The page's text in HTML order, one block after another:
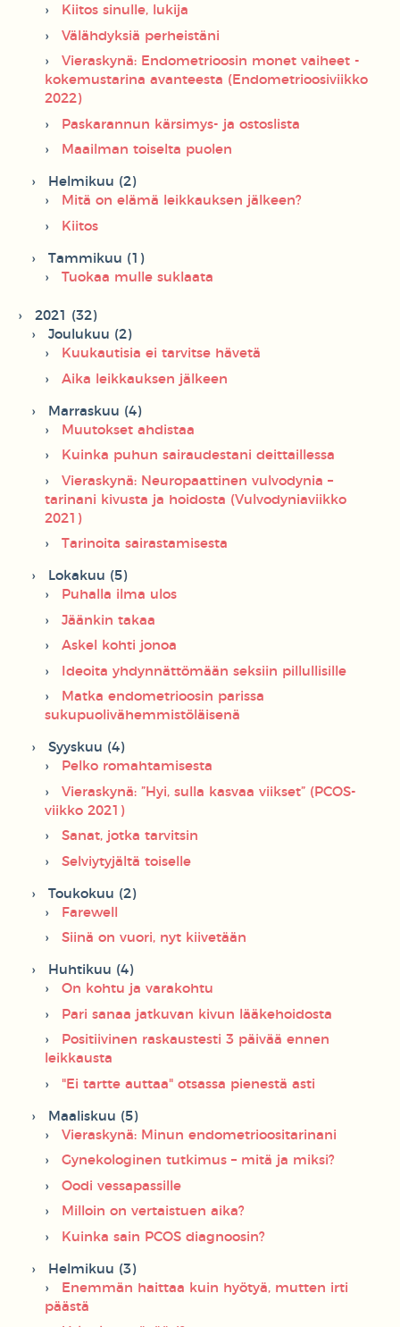
Kiitos sinulle, lukija
Välähdyksiä perheistäni
Vieraskynä: Endometrioosin monet vaiheet -
kokemustarina avanteesta (Endometrioosiviikko
2022)
Paskarannun kärsimys- ja ostoslista
Maailman toiselta puolen
Helmikuu (2)
Mitä on elämä leikkauksen jälkeen?
Kiitos
Tammikuu (1)
Tuokaa mulle suklaata
2021 (32)
Joulukuu (2)
Kuukautisia ei tarvitse hävetä
Aika leikkauksen jälkeen
Marraskuu (4)
Muutokset ahdistaa
Kuinka puhun sairaudestani deittaillessa
Vieraskynä: Neuropaattinen vulvodynia –
tarinani kivusta ja hoidosta (Vulvodyniaviikko
2021)
Tarinoita sairastamisesta
Lokakuu (5)
Puhalla ilma ulos
Jäänkin takaa
Askel kohti jonoa
Ideoita yhdynnättömään seksiin pillullisille
Matka endometrioosin parissa
sukupuolivähemmistöläisenä
Syyskuu (4)
Pelko romahtamisesta
Vieraskynä: ”Hyi, sulla kasvaa viikset” (PCOS-
viikko 2021)
Sanat, jotka tarvitsin
Selviytyjältä toiselle
Toukokuu (2)
Farewell
Siinä on vuori, nyt kiivetään
Huhtikuu (4)
On kohtu ja varakohtu
Pari sanaa jatkuvan kivun lääkehoidosta
Positiivinen raskaustesti 3 päivää ennen
leikkausta
"Ei tartte auttaa" otsassa pienestä asti
Maaliskuu (5)
Vieraskynä: Minun endometrioositarinani
Gynekologinen tutkimus – mitä ja miksi?
Oodi vessapassille
Milloin on vertaistuen aika?
Kuinka sain PCOS diagnoosin?
Helmikuu (3)
Enemmän haittaa kuin hyötyä, mutten irti
päästä